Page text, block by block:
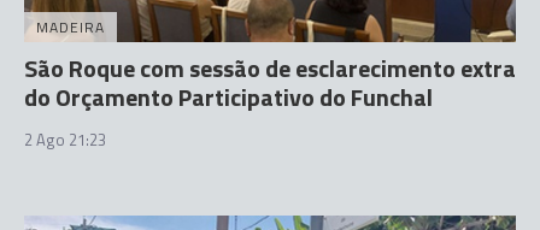
MADEIRA
São Roque com sessão de esclarecimento extra
do Orçamento Participativo do Funchal
2 Ago 21:23